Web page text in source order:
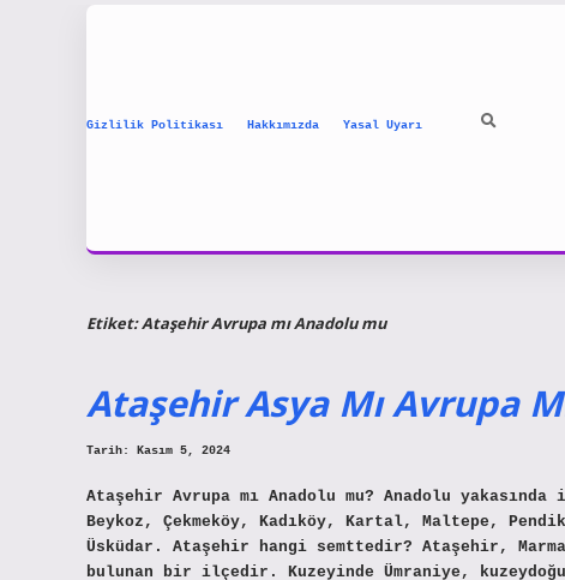
Gizlilik Politikası Hakkımızda Yasal Uyarı
Etiket:Ataşehir Avrupa mı Anadolu mu
Ataşehir Asya Mı Avrupa
Tarih: Kasım 5, 2024
Ataşehir Avrupa mı Anadolu mu? Anadolu
Beykoz, Çekmeköy, Kadıköy, Kartal, Maltepe,
Üsküdar. Ataşehir hangi semttedir? Ataşehir,
bulunan bir ilçedir. Kuzeyinde Ümraniye,